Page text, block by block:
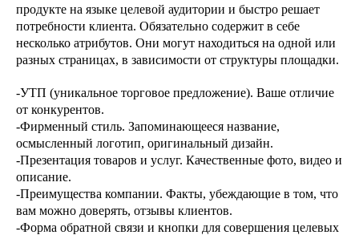
продукте на языке целевой аудитории и быстро решает
потребности клиента. Обязательно содержит в себе
несколько атрибутов. Они могут находиться на одной или
разных страницах, в зависимости от структуры площадки.
-УТП (уникальное торговое предложение). Ваше отличие
от конкурентов.
-Фирменный стиль. Запоминающееся название,
осмысленный логотип, оригинальный дизайн.
-Презентация товаров и услуг. Качественные фото, видео и
описание.
-Преимущества компании. Факты, убеждающие в том, что
вам можно доверять, отзывы клиентов.
-Форма обратной связи и кнопки для совершения целевых